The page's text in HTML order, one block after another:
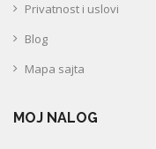
Privatnost i uslovi
Blog
Mapa sajta
MOJ NALOG